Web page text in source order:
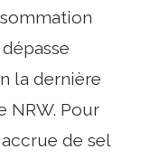
la dernière
NRW. Pour
de sel